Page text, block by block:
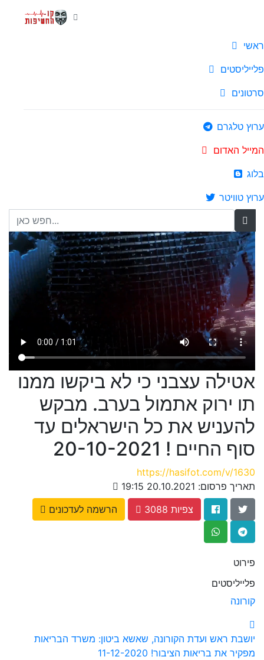
ראשי
פלייליסטים
סרטונים
ערוץ טלגרם
המייל האדום
בלוג
ערוץ טוויטר
אטילה עצבני כי לא ביקשו ממנו
תו ירוק אתמול בערב. מבקש
להעניש את כל הישראלים עד
סוף החיים ! 20-10-2021
https://hasifot.com/v/1630
תאריך פרסום: 20.10.2021 19:15
הרשמה לעדכונים
3088 צפיות
פירוט
פלייליסטים
קורונה
יושבת ראש ועדת הקורונה, שאשא ביטון: משרד הבריאות
מפקיר את בריאות הציבור! 11-12-2020